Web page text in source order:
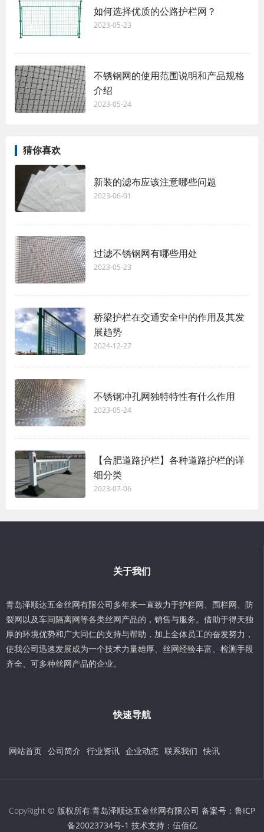
如何选择优质的公路护栏网？
2023-05-23
不锈钢网的使用范围说明和产品规格
介绍
2023-05-24
猜你喜欢
新装的滤布应该注意哪些问题
2023-06-01
过滤不锈钢网有哪些用处
2023-05-23
桥梁护栏在交通安全中的作用及其发
展趋势
2024-12-27
不锈钢冲孔网独特特性有什么作用
2023-05-24
【合肥道路护栏】各种道路护栏的详
细分类
2023-07-06
关于我们
青岛泽顺达五金丝网有限公司多年来一直致力于护栏网、围栏网、防
裂网以及车间隔离网等各类丝网产品的，销售与服务。借助于得天独
厚的环境优势和广大同仁的支持与帮助，加上全体员工的奋发努力，
使我公司迅速发展成为一个技术力量雄厚、丝网经验丰富、检测手段
齐全、可多种丝网产品的企业。
快速导航
网站首页 公司简介 行业资讯 企业动态 联系我们 快讯
CopyRight © 版权所有:青岛泽顺达五金丝网有限公司 备案号： 鲁ICP
备20023734号-1 技术支持： 伍佰亿